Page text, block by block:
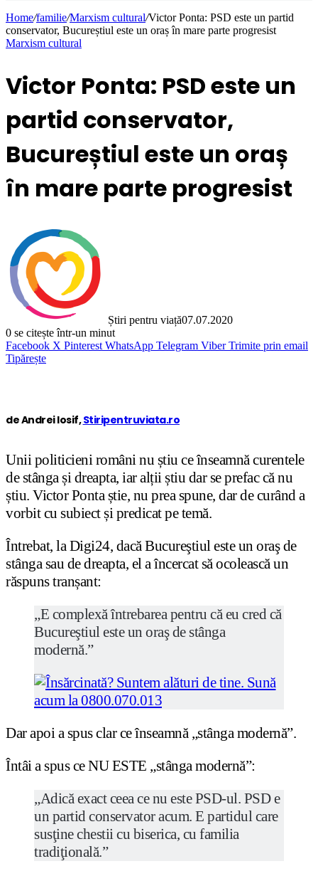
Home/familie/Marxism cultural/Victor Ponta: PSD este un partid
conservator, Bucureștiul este un oraș în mare parte progresist
Marxism cultural
Victor Ponta: PSD este un
partid conservator,
Bucureștiul este un oraș
în mare parte progresist
Știri pentru viață07.07.2020
0 se citește într-un minut
Facebook X Pinterest WhatsApp Telegram Viber Trimite prin email
Tipărește
de Andrei Iosif,Stiripentruviata.ro
Unii politicieni români nu știu ce înseamnă curentele
de stânga și dreapta, iar alții știu dar se prefac că nu
știu. Victor Ponta știe, nu prea spune, dar de curând a
vorbit cu subiect și predicat pe temă.
Întrebat, la Digi24, dacă Bucureştiul este un oraş de
stânga sau de dreapta, el a încercat să ocolească un
răspuns tranșant:
„E complexă întrebarea pentru că eu cred că
Bucureştiul este un oraş de stânga
modernă.”
Dar apoi a spus clar ce înseamnă „stânga modernă”.
Întâi a spus ce NU ESTE „stânga modernă”:
„Adică exact ceea ce nu este PSD-ul. PSD e
un partid conservator acum. E partidul care
susţine chestii cu biserica, cu familia
tradiţională.”